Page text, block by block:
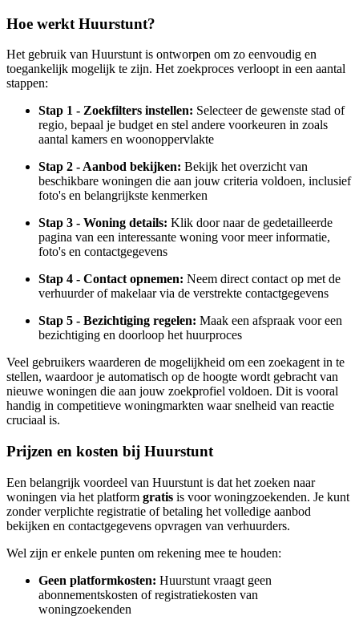
Hoe werkt Huurstunt?
Het gebruik van Huurstunt is ontworpen om zo eenvoudig en
toegankelijk mogelijk te zijn. Het zoekproces verloopt in een aantal
stappen:
Stap 1 - Zoekfilters instellen: Selecteer de gewenste stad of
regio, bepaal je budget en stel andere voorkeuren in zoals
aantal kamers en woonoppervlakte
Stap 2 - Aanbod bekijken: Bekijk het overzicht van
beschikbare woningen die aan jouw criteria voldoen, inclusief
foto's en belangrijkste kenmerken
Stap 3 - Woning details: Klik door naar de gedetailleerde
pagina van een interessante woning voor meer informatie,
foto's en contactgegevens
Stap 4 - Contact opnemen: Neem direct contact op met de
verhuurder of makelaar via de verstrekte contactgegevens
Stap 5 - Bezichtiging regelen: Maak een afspraak voor een
bezichtiging en doorloop het huurproces
Veel gebruikers waarderen de mogelijkheid om een zoekagent in te
stellen, waardoor je automatisch op de hoogte wordt gebracht van
nieuwe woningen die aan jouw zoekprofiel voldoen. Dit is vooral
handig in competitieve woningmarkten waar snelheid van reactie
cruciaal is.
Prijzen en kosten bij Huurstunt
Een belangrijk voordeel van Huurstunt is dat het zoeken naar
woningen via het platform gratis is voor woningzoekenden. Je kunt
zonder verplichte registratie of betaling het volledige aanbod
bekijken en contactgegevens opvragen van verhuurders.
Wel zijn er enkele punten om rekening mee te houden:
Geen platformkosten: Huurstunt vraagt geen
abonnementskosten of registratiekosten van
woningzoekenden